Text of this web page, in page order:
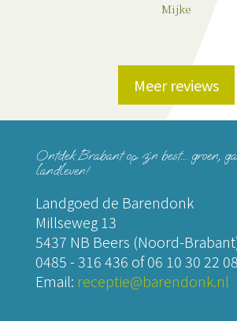
Mijke
Meer reviews
Ontdek Brabant op z´n best... groen,
landleven!
Landgoed de Barendonk
Millseweg 13
5437 NB Beers (Noord-
0485 - 316 436 of06 10 30 22 08
Email: receptie@barendonk.nl